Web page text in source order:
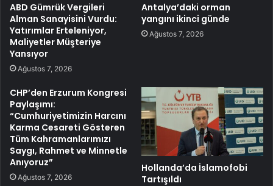
ABD Gümrük Vergileri
Alman Sanayisini Vurdu:
Yatırımlar Erteleniyor,
Maliyetler Müşteriye
Yansıyor
Ağustos 7, 2026
Antalya’daki orman
yangını ikinci günde
Ağustos 7, 2026
CHP’den Erzurum Kongresi
Paylaşımı:
“Cumhuriyetimizin Harcını
Karma Cesareti Gösteren
Tüm Kahramanlarımızı
Saygı, Rahmet ve Minnetle
Anıyoruz”
Ağustos 7, 2026
Hollanda’da İslamofobi
Tartışıldı